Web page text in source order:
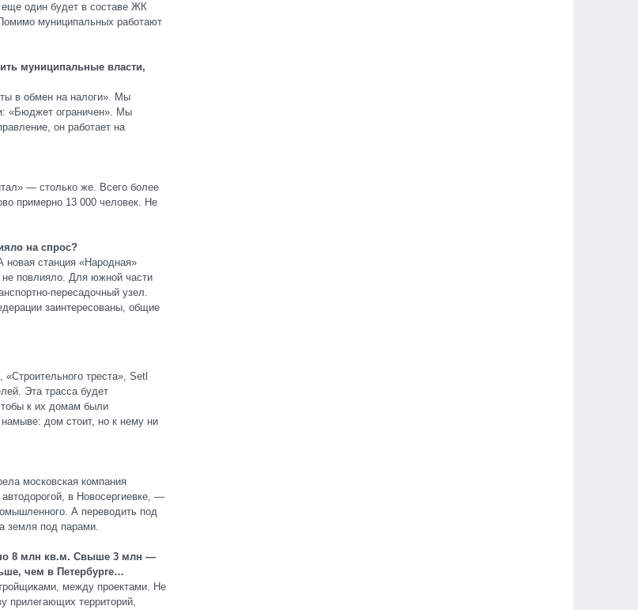
один будет в составе ЖК
муниципальных работают
муниципальные власти,
в обмен на налоги». Мы
«Бюджет ограничен». Мы
он работает на
— столько же. Всего более
примерно 13 000 человек. Не
на спрос?
станция «Народная»
не повлияло. Для южной части
пересадочный узел.
заинтересованы, общие
треста», Setl
Эта трасса будет
к их домам были
дом стоит, но к нему ни
московская компания
в Новосергиевке, —
А переводить под
земля под парами.
8 млн кв.м. Свыше 3 млн —
чем в Петербурге…
между проектами. Не
прилегающих территорий,